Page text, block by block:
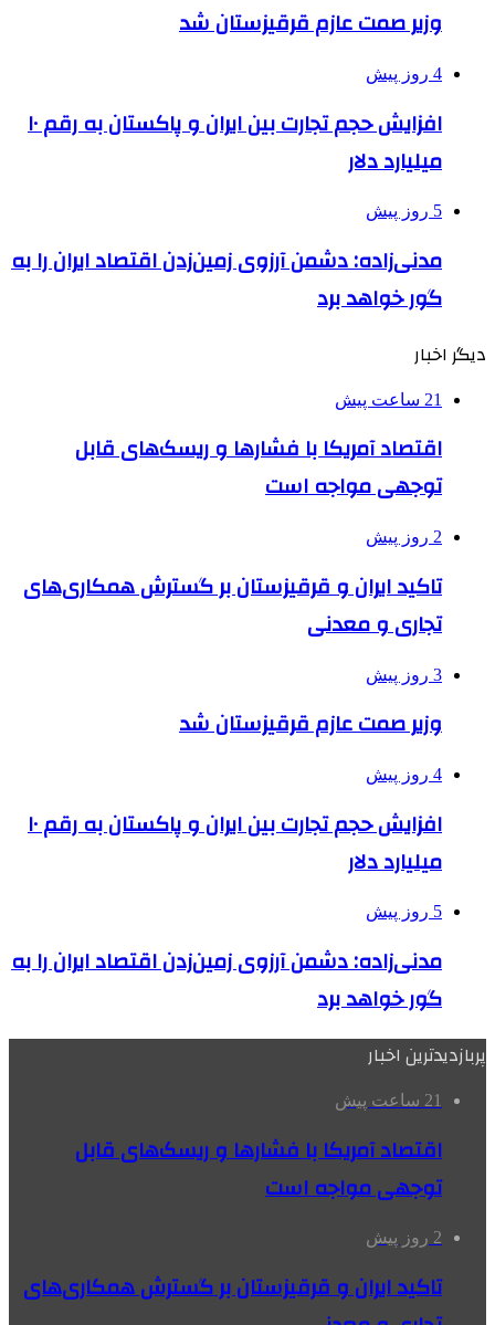
وزیر صمت عازم قرقیزستان شد
4 روز پیش
افزایش حجم تجارت بین ایران و پاکستان به رقم ۱۰
میلیارد دلار
5 روز پیش
مدنی‌زاده: دشمن آرزوی زمین‌زدن اقتصاد ایران را به
گور خواهد برد
دیگر اخبار
21 ساعت پیش
اقتصاد آمریکا با فشارها و ریسک‌های قابل
توجهی مواجه است
2 روز پیش
تاکید ایران و قرقیزستان بر گسترش همکاری‌های
تجاری و معدنی
3 روز پیش
وزیر صمت عازم قرقیزستان شد
4 روز پیش
افزایش حجم تجارت بین ایران و پاکستان به رقم ۱۰
میلیارد دلار
5 روز پیش
مدنی‌زاده: دشمن آرزوی زمین‌زدن اقتصاد ایران را به
گور خواهد برد
پربازدیدترین اخبار
21 ساعت پیش
اقتصاد آمریکا با فشارها و ریسک‌های قابل
توجهی مواجه است
2 روز پیش
تاکید ایران و قرقیزستان بر گسترش همکاری‌های